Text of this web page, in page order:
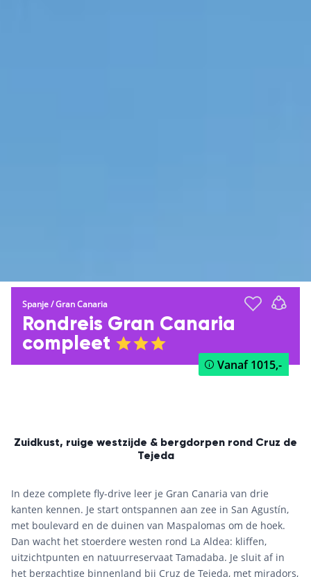
Spanje/Gran Canaria
Rondreis Gran Canaria
compleet
Vanaf1015,-
Zuidkust, ruige westzijde & bergdorpen rond Cruz de
Tejeda
In deze complete fly-drive leer je Gran Canaria van drie
kanten kennen. Je start ontspannen aan zee in San Agustín,
met boulevard en de duinen van Maspalomas om de hoek.
Dan wacht het stoerdere westen rond La Aldea: kliffen,
uitzichtpunten en natuurreservaat Tamadaba. Je sluit af in
het bergachtige binnenland bij Cruz de Tejeda, met miradors,